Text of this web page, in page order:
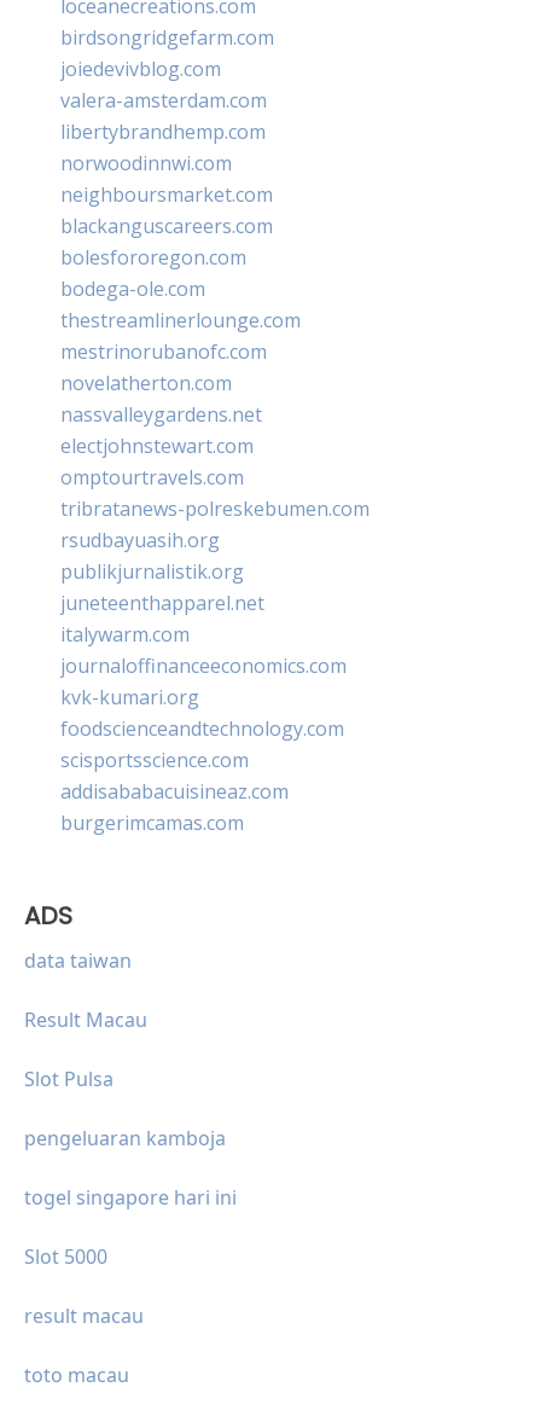
loceanecreations.com
birdsongridgefarm.com
joiedevivblog.com
valera-amsterdam.com
libertybrandhemp.com
norwoodinnwi.com
neighboursmarket.com
blackanguscareers.com
bolesfororegon.com
bodega-ole.com
thestreamlinerlounge.com
mestrinorubanofc.com
novelatherton.com
nassvalleygardens.net
electjohnstewart.com
omptourtravels.com
tribratanews-polreskebumen.com
rsudbayuasih.org
publikjurnalistik.org
juneteenthapparel.net
italywarm.com
journaloffinanceeconomics.com
kvk-kumari.org
foodscienceandtechnology.com
scisportsscience.com
addisababacuisineaz.com
burgerimcamas.com
ADS
data taiwan
Result Macau
Slot Pulsa
pengeluaran kamboja
togel singapore hari ini
Slot 5000
result macau
toto macau